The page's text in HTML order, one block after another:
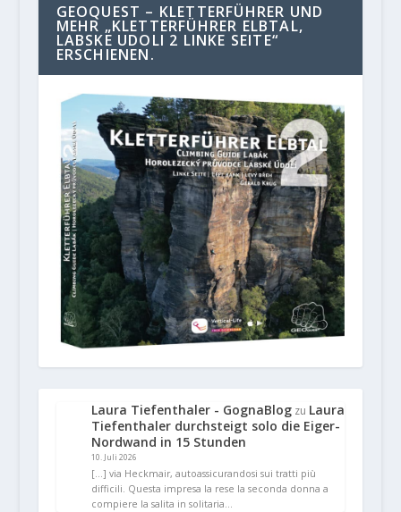
GEOQUEST – KLETTERFÜHRER UND
MEHR „KLETTERFÜHRER ELBTAL,
LABSKE UDOLI 2 LINKE SEITE“
ERSCHIENEN.
Laura Tiefenthaler - GognaBlogzu Laura
Tiefenthaler durchsteigt solo die Eiger-
Nordwand in 15 Stunden
10. Juli 2026
[…] via Heckmair, autoassicurandosi sui tratti più
difficili. Questa impresa la rese la seconda donna a
compiere la salita in solitaria…